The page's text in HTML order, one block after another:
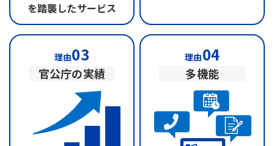
を踏襲したサービス
理由03
官公庁の実績
理由04
多機能